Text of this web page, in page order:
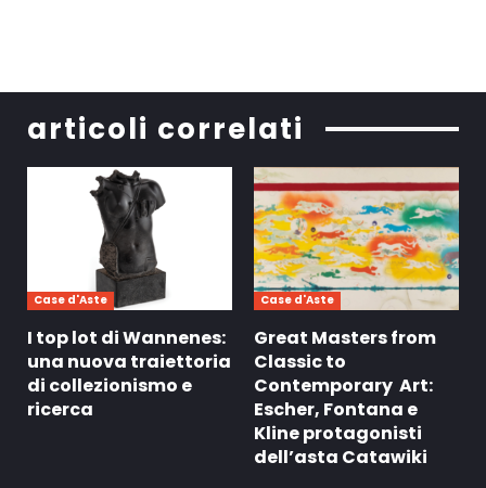
articoli correlati
Case d'Aste
I top lot di Wannenes:
una nuova traiettoria
di collezionismo e
ricerca
Case d'Aste
Great Masters from
Classic to
Contemporary Art:
Escher, Fontana e
Kline protagonisti
dell’asta Catawiki